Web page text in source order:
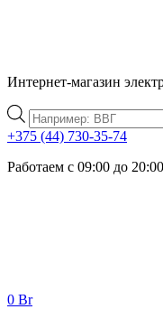
Интернет-магазин
Поиск
товаров
+375 (44) 730-35-74
Работаем с 09:00 до 20:00
0 Br